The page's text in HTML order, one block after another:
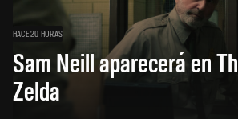
HACE 20 HORAS
Sam Neill aparecerá en
Zelda